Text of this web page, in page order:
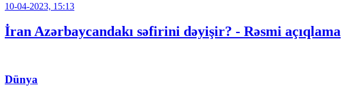
10-04-2023, 15:13
İran Azərbaycandakı səfirini dəyişir? - Rəsmi açıqlama
Dünya